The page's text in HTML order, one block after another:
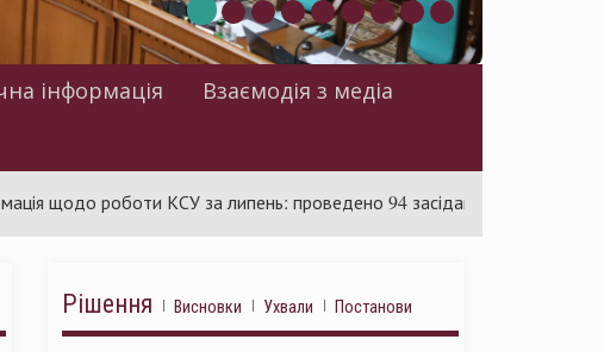
інформація
Взаємодія з медіа
роботи КСУ за липень: проведено 94 засідання та ухвалено 85 актів
Рішення Висновки Ухвали Постанови